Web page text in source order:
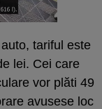
tariful este
lei. Cei care
vor plăti 49
avusese loc